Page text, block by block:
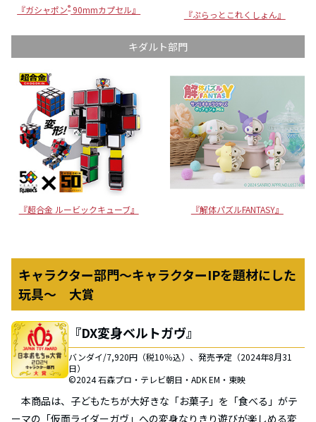
『ガシャポン®90mmカプセル』 『ぷらっとこれくしょん』
キダルト部門
『超合金 ルービックキューブ』 『解体パズルFANTASY』
キャラクター部門～キャラクターIPを題材にした
玩具～ 大賞
『DX変身ベルトガヴ』
バンダイ/7,920円（税10％込）、発売予定（2024年8月31
日）
©2024 石森プロ・テレビ朝日・ADK EM・東映
本商品は、子どもたちが大好きな「お菓子」を「食べる」がテ
ーマの「仮面ライダーガヴ」への変身なりきり遊びが楽しめる変